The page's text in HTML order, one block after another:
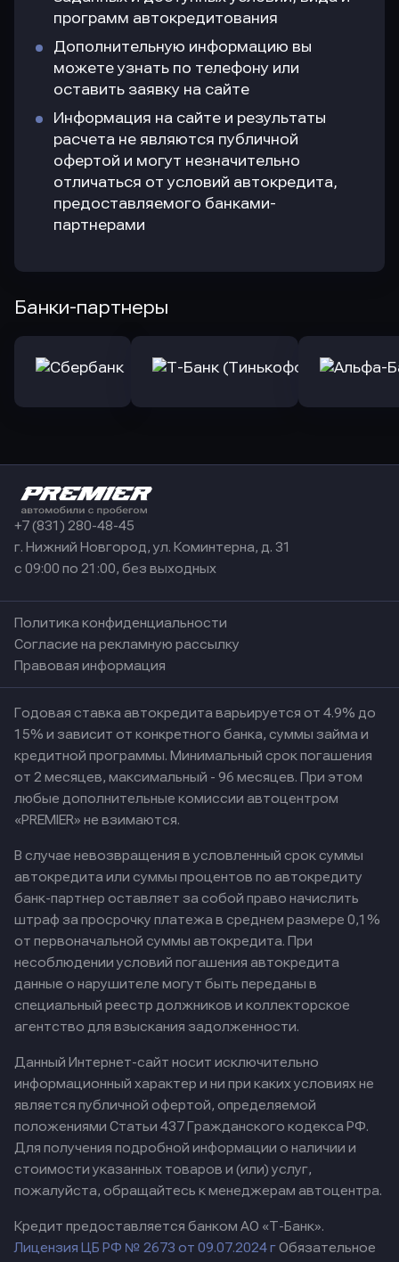
программ автокредитования
Дополнительную информацию вы
можете узнать по телефону или
оставить заявку на сайте
Информация на сайте и результаты
расчета не являются публичной
офертой и могут незначительно
отличаться от условий автокредита,
предоставляемого банками-
партнерами
Банки-партнеры
+7 (831) 280-48-45
г. Нижний Новгород, ул. Коминтерна, д. 31
с 09:00 по 21:00, без выходных
Политика конфиденциальности
Согласие на рекламную рассылку
Правовая информация
Годовая ставка автокредита варьируется от 4.9% до
15% и зависит от конкретного банка, суммы займа и
кредитной программы. Минимальный срок погашения
от 2 месяцев, максимальный - 96 месяцев. При этом
любые дополнительные комиссии автоцентром
«PREMIER» не взимаются.
В случае невозвращения в условленный срок суммы
автокредита или суммы процентов по автокредиту
банк-партнер оставляет за собой право начислить
штраф за просрочку платежа в среднем размере 0,1%
от первоначальной суммы автокредита. При
несоблюдении условий погашения автокредита
данные о нарушителе могут быть переданы в
специальный реестр должников и коллекторское
агентство для взыскания задолженности.
Данный Интернет-сайт носит исключительно
информационный характер и ни при каких условиях не
является публичной офертой, определяемой
положениями Статьи 437 Гражданского кодекса РФ.
Для получения подробной информации о наличии и
стоимости указанных товаров и (или) услуг,
пожалуйста, обращайтесь к менеджерам автоцентра.
Кредит предоставляется банком АО «Т-Банк».
Лицензия ЦБ РФ № 2673 от 09.07.2024 гОбязательное